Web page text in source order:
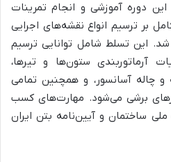
دوره آموزشی و انجام تمرینات
بر ترسیم انواع نقشه‌های اجرایی
این تسلط شامل توانایی ترسیم
آرماتوربندی ستون‌ها و تیرها،
و چاله آسانسور، و همچنین تمامی
برشی می‌شود. مهارت‌های کسب
ساختمان و آیین‌نامه بتن ایران